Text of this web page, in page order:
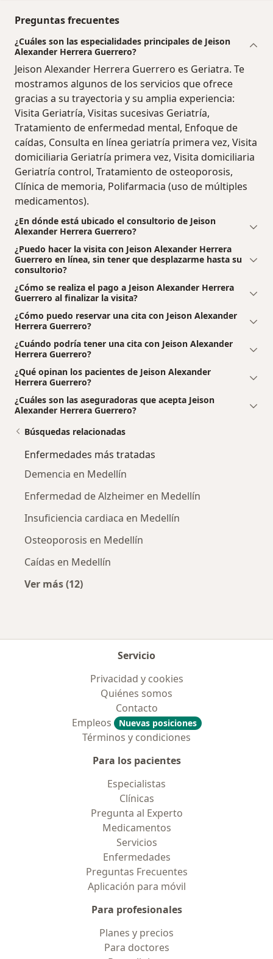
Preguntas frecuentes
¿Cuáles son las especialidades principales de Jeison
Alexander Herrera Guerrero?
Jeison Alexander Herrera Guerrero es Geriatra. Te
mostramos algunos de los servicios que ofrece
gracias a su trayectoria y su amplia experiencia:
Visita Geriatría, Visitas sucesivas Geriatría,
Tratamiento de enfermedad mental, Enfoque de
caídas, Consulta en línea geriatría primera vez, Visita
domiciliaria Geriatría primera vez, Visita domiciliaria
Geriatría control, Tratamiento de osteoporosis,
Clínica de memoria, Polifarmacia (uso de múltiples
medicamentos).
¿En dónde está ubicado el consultorio de Jeison
Alexander Herrera Guerrero?
¿Puedo hacer la visita con Jeison Alexander Herrera
Guerrero en línea, sin tener que desplazarme hasta su
consultorio?
¿Cómo se realiza el pago a Jeison Alexander Herrera
Guerrero al finalizar la visita?
¿Cómo puedo reservar una cita con Jeison Alexander
Herrera Guerrero?
¿Cuándo podría tener una cita con Jeison Alexander
Herrera Guerrero?
¿Qué opinan los pacientes de Jeison Alexander
Herrera Guerrero?
¿Cuáles son las aseguradoras que acepta Jeison
Alexander Herrera Guerrero?
Búsquedas relacionadas
Enfermedades más tratadas
Demencia en Medellín
Enfermedad de Alzheimer en Medellín
Insuficiencia cardiaca en Medellín
Osteoporosis en Medellín
Caídas en Medellín
Ver más (12)
Servicio
Privacidad y cookies
Quiénes somos
Contacto
Empleos
Nuevas posiciones
Términos y condiciones
Para los pacientes
Especialistas
Clínicas
Pregunta al Experto
Medicamentos
Servicios
Enfermedades
Preguntas Frecuentes
Aplicación para móvil
Para profesionales
Planes y precios
Para doctores